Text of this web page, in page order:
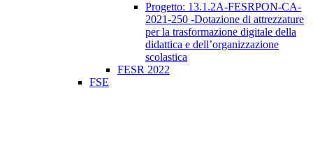
Progetto: 13.1.2A-FESRPON-CA-
2021-250 -Dotazione di attrezzature
per la trasformazione digitale della
didattica e dell’organizzazione
scolastica
FESR 2022
FSE